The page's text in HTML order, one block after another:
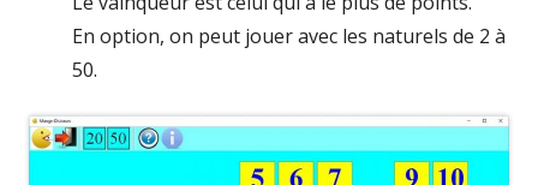
En option, on peut jouer avec les naturels de 2 à
50.